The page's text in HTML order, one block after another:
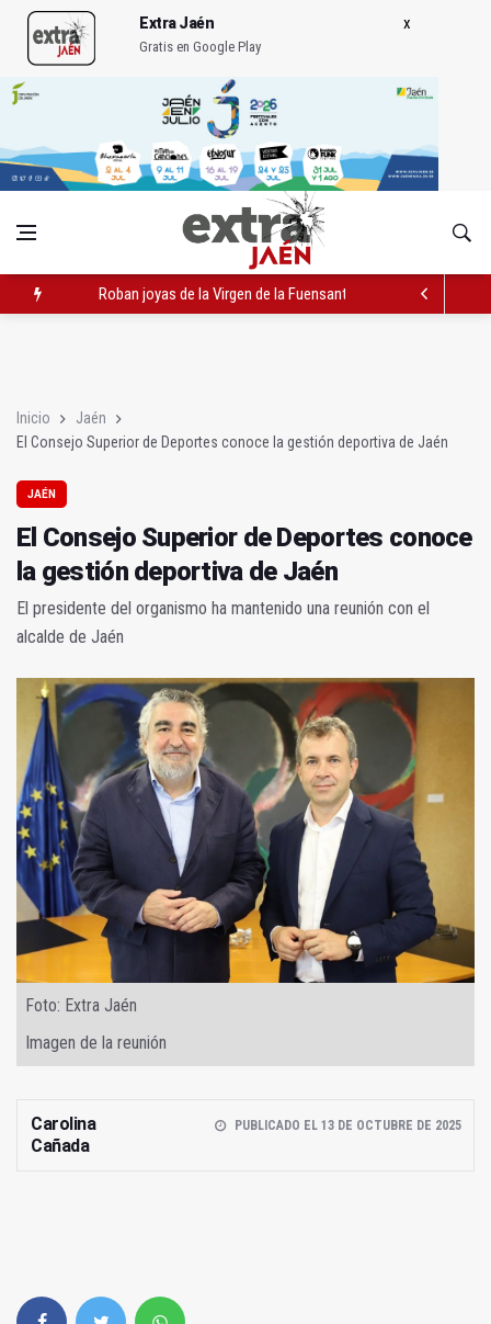
Extra Jaén
Gratis en Google Play
Roban joyas de la Virgen de la Fuensanta Coronada de
Inicio
Jaén
El Consejo Superior de Deportes conoce la gestión deportiva de Jaén
JAÉN
El Consejo Superior de Deportes conoce
la gestión deportiva de Jaén
El presidente del organismo ha mantenido una reunión con el
alcalde de Jaén
Foto: Extra Jaén
Imagen de la reunión
Carolina
Cañada
PUBLICADO EL 13 DE OCTUBRE DE 2025